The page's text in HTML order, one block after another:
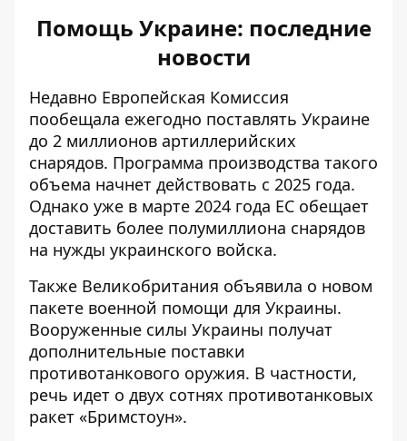
Помощь Украине: последние
новости
Недавно Европейская Комиссия
пообещала ежегодно поставлять Украине
до 2 миллионов артиллерийских
снарядов. Программа производства такого
объема начнет действовать с 2025 года.
Однако уже в марте 2024 года ЕС обещает
доставить более полумиллиона снарядов
на нужды украинского войска.
Также Великобритания объявила о новом
пакете военной помощи для Украины.
Вооруженные силы Украины получат
дополнительные поставки
противотанкового оружия. В частности,
речь идет о двух сотнях противотанковых
ракет «Бримстоун».